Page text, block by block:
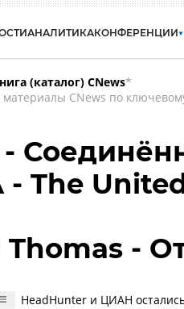
АНАЛИТИКАКОНФЕРЕНЦИИ
(каталог) CNews*
материалы CNews по
- The
-
HeadHunter и ЦИАН